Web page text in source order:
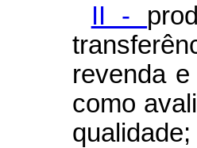
II -
revenda
como
qualidade;